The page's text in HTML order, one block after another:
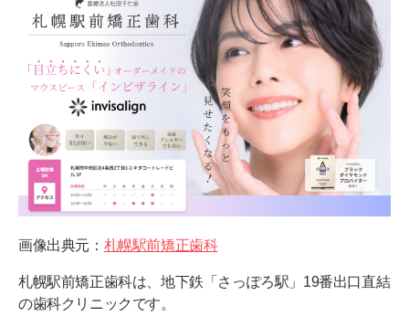
画像出典元： 札幌駅前矯正歯科
札幌駅前矯正歯科は、地下鉄「さっぽろ駅」19番出口直結
の歯科クリニックです。